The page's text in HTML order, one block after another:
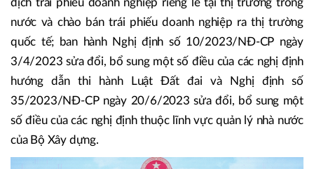
thông qua Luật Đấu thầu (sửa đổi).
Chính phủ đã ban hành Nghị định số 08/2023/NĐ-CP
ngày 5/3/203 sửa đổi, bổ sung và ngưng hiệu lực thi hành
một số điều tại các nghị định quy định về chào bán, giao
dịch trái phiếu doanh nghiệp riêng lẻ tại thị trường trong
nước và chào bán trái phiếu doanh nghiệp ra thị trường
quốc tế; ban hành Nghị định số 10/2023/NĐ-CP ngày
3/4/2023 sửa đổi, bổ sung một số điều của các nghị định